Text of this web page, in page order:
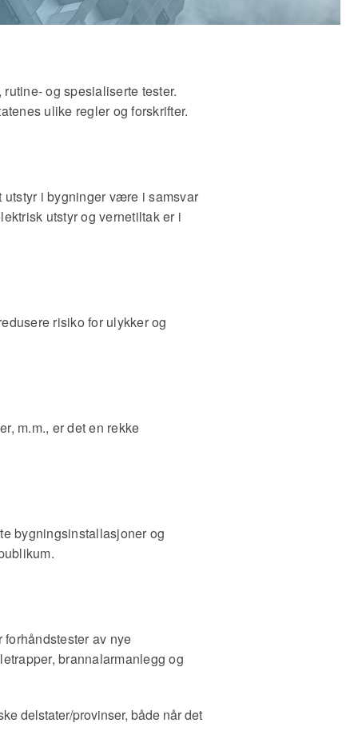
og spesialiserte tester.
ulike regler og forskrifter.
i bygninger være i samsvar
utstyr og vernetiltak er i
risiko for ulykker og
m.m., er det en rekke
bygningsinstallasjoner og
av nye
brannalarmanlegg og
delstater/provinser, både når det